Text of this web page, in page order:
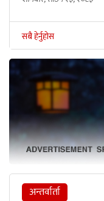
सबै हेर्नुहोस
अन्तर्वार्ता